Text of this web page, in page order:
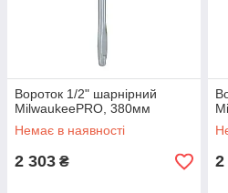
Вороток 1/2" шарнірний
MilwaukeePRO, 380мм
Немає в наявності
2 303 ₴ 2